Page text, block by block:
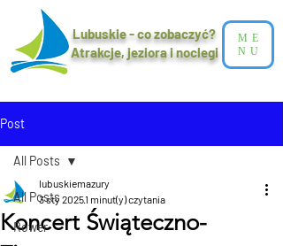
Lubuskie - co zobaczyć?
Atrakcje, jeziora i noclegi​
ME
NU
Post
All Posts
Rower
All Posts
Koncert Świąteczno-
lubuskiemazury
3 sty 20251 minut(y) czytania